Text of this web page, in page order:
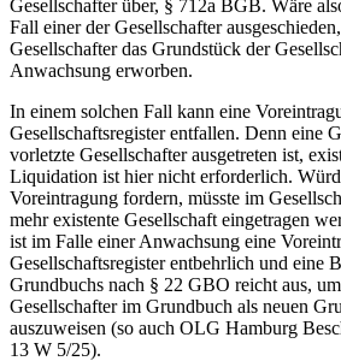
Gesellschafter über, § 712a BGB. Wäre
Fall einer der Gesellschafter
Gesellschafter das Grundstück der
Anwachsung erworben.
In einem solchen Fall kann eine
Gesellschaftsregister entfallen. Denn eine
vorletzte Gesellschafter ausgetreten ist,
Liquidation ist hier nicht erforderlich.
Voreintragung fordern, müsste im
mehr existente Gesellschaft eingetragen
ist im Falle einer Anwachsung eine
Gesellschaftsregister entbehrlich und eine
Grundbuchs nach § 22 GBO reicht aus,
Gesellschafter im Grundbuch als neuen
auszuweisen (so auch OLG Hamburg
13 W 5/25).